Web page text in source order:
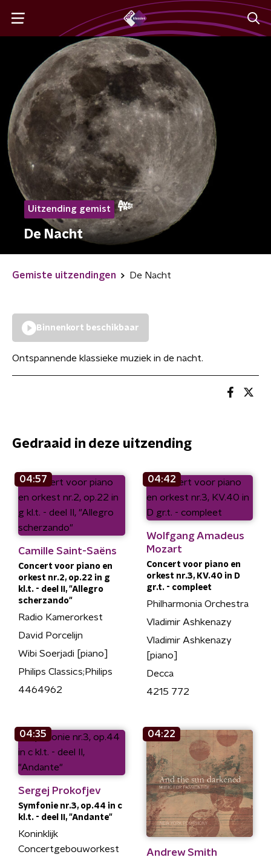
Uitzending gemist
De Nacht
Gemiste uitzendingen De Nacht
Binnenkort beschikbaar
Ontspannende klassieke muziek in de nacht.
Gedraaid in deze uitzending
04:57
Camille Saint-Saëns
Concert voor piano en
orkest nr.2, op.22 in g
kl.t. - deel II, "Allegro
scherzando"
Radio Kamerorkest
David Porcelijn
Wibi Soerjadi [piano]
Philips Classics;Philips
4464962
04:42
Wolfgang Amadeus
Mozart
Concert voor piano en
orkest nr.3, KV.40 in D
gr.t. - compleet
Philharmonia Orchestra
Vladimir Ashkenazy
Vladimir Ashkenazy
[piano]
Decca
4215 772
04:35
Sergej Prokofjev
Symfonie nr.3, op.44 in c
kl.t. - deel II, "Andante"
Koninklijk
Concertgebouworkest
04:22
Andrew Smith